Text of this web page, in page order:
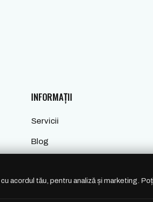
INFORMAȚII
Servicii
Blog
Politica de cookies
acordul tău, pentru analiză și marketing.